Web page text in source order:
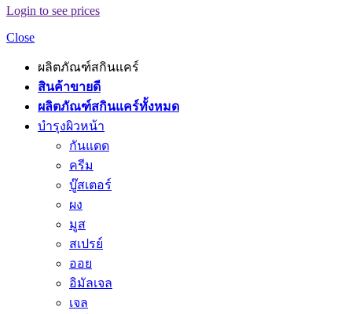
Login to see prices
Close
ผลิตภัณฑ์สกินแคร์
สินค้าขายดี
ผลิตภัณฑ์สกินแคร์ทั้งหมด
บำรุงผิวหน้า
กันแดด
ครีม
บู๊สเตอร์
ผง
มูส
สเปรย์
ออย
อิมัลเจล
เจล